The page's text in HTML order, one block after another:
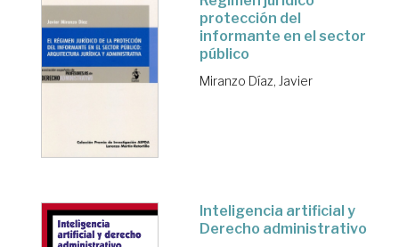
protección del
informante en el sector
público
Miranzo Díaz, Javier
Inteligencia artificial y
Derecho administrativo